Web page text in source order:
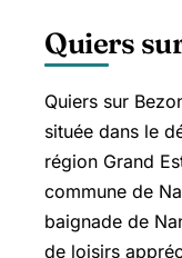
Quiers
Quiers sur
située dans le
région Grand
commune de
baignade de
de loisirs